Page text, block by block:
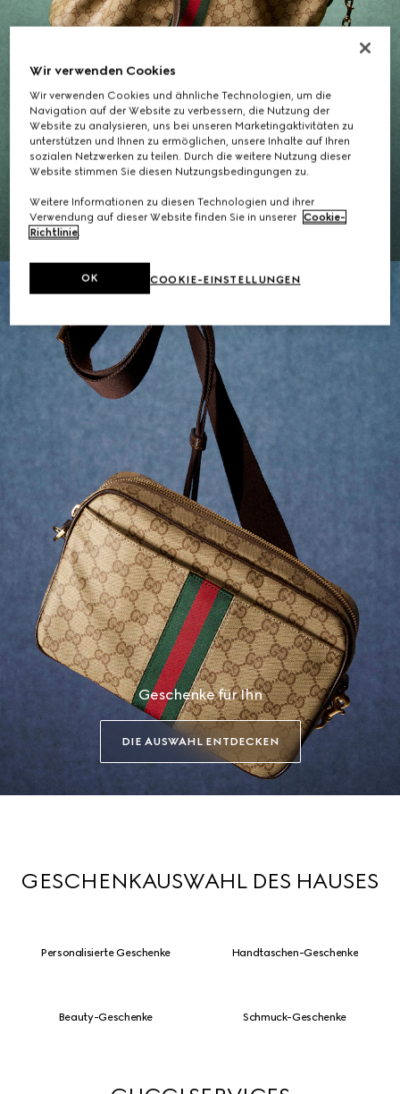
Geschenke für Sie
DIE AUSWAHL ENTDECKEN
Geschenke für Ihn
DIE AUSWAHL ENTDECKEN
GESCHENKAUSWAHL DES HAUSES
Personalisierte Geschenke Handtaschen-Geschenke
Beauty-Geschenke Schmuck-Geschenke
Wir verwenden Cookies
Wir verwenden Cookies und ähnliche Technologien, um die
Navigation auf der Website zu verbessern, die Nutzung der
Website zu analysieren, uns bei unseren Marketingaktivitäten zu
unterstützen und Ihnen zu ermöglichen, unsere Inhalte auf Ihren
sozialen Netzwerken zu teilen. Durch die weitere Nutzung dieser
Website stimmen Sie diesen Nutzungsbedingungen zu.
Weitere Informationen zu diesen Technologien und ihrer
Verwendung auf dieser Website finden Sie in unserer Cookie-
Richtlinie.
COOKIE-EINSTELLUNGEN
OK